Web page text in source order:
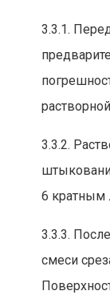
3.3.1.
3.3.2.
6 кратным
3.3.3.
смеси